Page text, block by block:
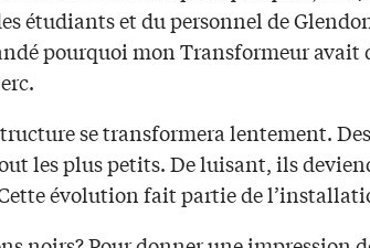
étudiants et du personnel de
pourquoi mon Transformeur avait
se transformera lentement.
les plus petits. De luisant, ils
évolution fait partie de